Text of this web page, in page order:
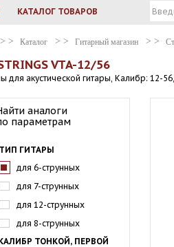
КАТАЛОГ ТОВАРОВ
Каталог Гитарный магазин
VTA-12/56
для акустической гитары, Калибр:
аналоги
параметрам
ТИП ГИТАРЫ
для 6-струнных
для 7-струнных
для 12-струнных
для 8-струнных
ТОНКОЙ, ПЕРВОЙ